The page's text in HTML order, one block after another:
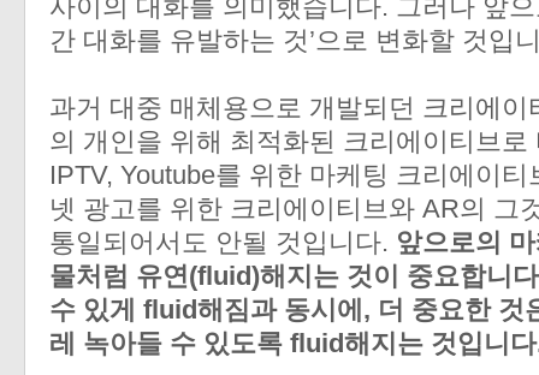
사이의 대화를 의미했습니다. 그러나 앞
간 대화를 유발하는 것’으로 변화할 것입
과거 대중 매체용으로 개발되던 크리에이
의 개인을 위해 최적화된 크리에이티브
IPTV, Youtube를 위한 마케팅 크리에이
넷 광고를 위한 크리에이티브와 AR의 그
통일되어서도 안될 것입니다. 앞으로의
물처럼 유연(fluid)해지는 것이 중요합니
수 있게 fluid해짐과 동시에, 더 중요한 것
레 녹아들 수 있도록 fluid해지는 것입니